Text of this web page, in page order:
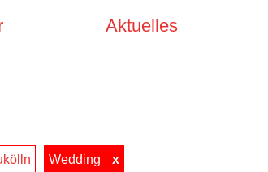
Aktuelles
Wedding x